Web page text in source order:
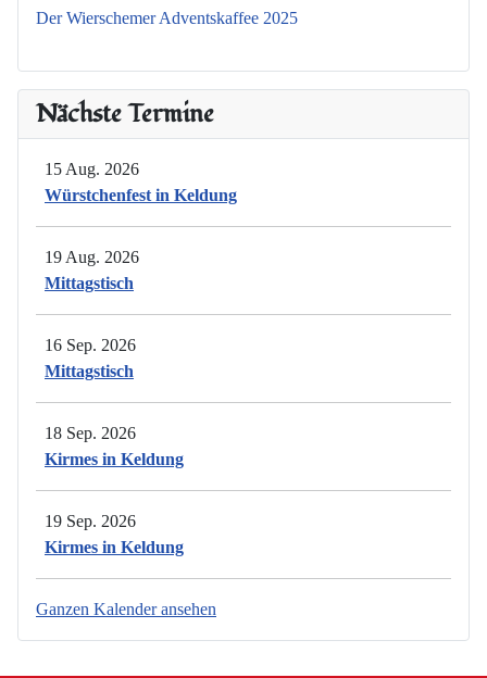
Der Wierschemer Adventskaffee 2025
Nächste Termine
15 Aug. 2026
Würstchenfest in Keldung
19 Aug. 2026
Mittagstisch
16 Sep. 2026
Mittagstisch
18 Sep. 2026
Kirmes in Keldung
19 Sep. 2026
Kirmes in Keldung
Ganzen Kalender ansehen